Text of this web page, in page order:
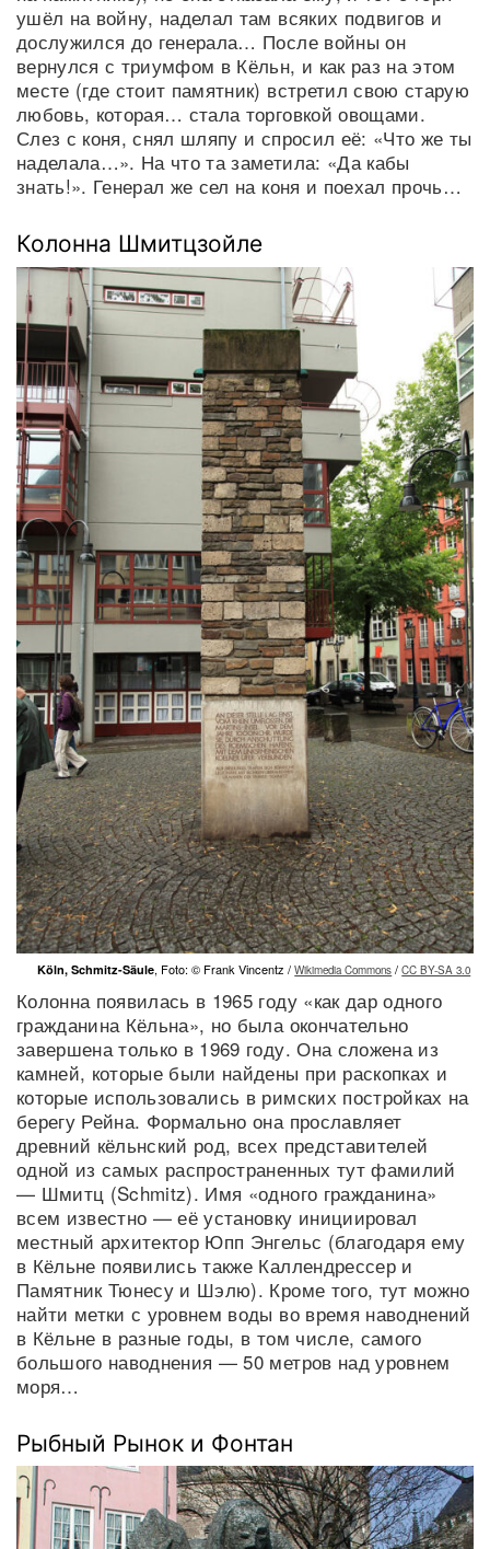
ушёл на войну, наделал там всяких подвигов и
дослужился до генерала… После войны он
вернулся с триумфом в Кёльн, и как раз на этом
месте (где стоит памятник) встретил свою старую
любовь, которая… стала торговкой овощами.
Слез с коня, снял шляпу и спросил её: «Что же ты
наделала…». На что та заметила: «Да кабы
знать!». Генерал же сел на коня и поехал прочь…
Колонна Шмитцзойле
Köln, Schmitz-Säule, Foto: © Frank Vincentz /Wikimedia Commons /CC BY-SA 3.0
Колонна появилась в 1965 году «как дар одного
гражданина Кёльна», но была окончательно
завершена только в 1969 году. Она сложена из
камней, которые были найдены при раскопках и
которые использовались в римских постройках на
берегу Рейна. Формально она прославляет
древний кёльнский род, всех представителей
одной из самых распространенных тут фамилий
— Шмитц (Schmitz). Имя «одного гражданина»
всем известно — её установку инициировал
местный архитектор Юпп Энгельс (благодаря ему
в Кёльне появились также Каллендрессер и
Памятник Тюнесу и Шэлю). Кроме того, тут можно
найти метки с уровнем воды во время наводнений
в Кёльне в разные годы, в том числе, самого
большого наводнения — 50 метров над уровнем
моря…
Рыбный Рынок и Фонтан